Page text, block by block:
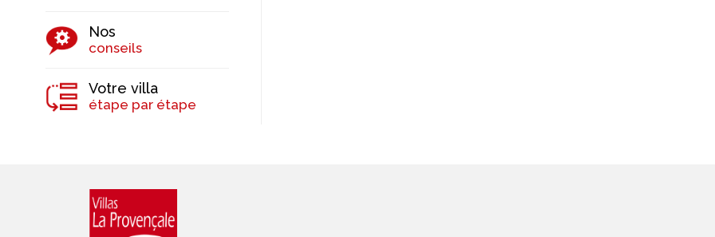
Nos
conseils
Votre villa
étape par étape